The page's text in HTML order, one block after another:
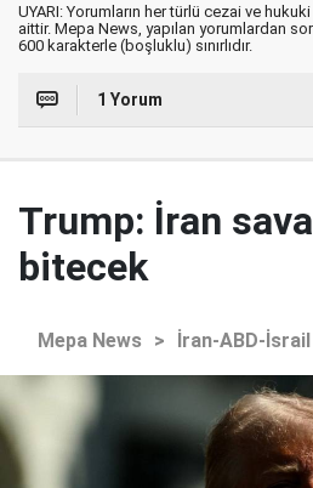
UYARI: Yorumların her türlü cezai ve
aittir. Mepa News, yapılan yorumlardan
600 karakterle (boşluklu) sınırlıdır.
1 Yorum
Trump: İran
bitecek
Mepa News > İran-ABD-İsrail